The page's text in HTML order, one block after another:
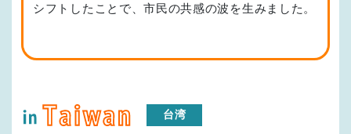
シフトしたことで、市民の共感の波を生みました。
台湾